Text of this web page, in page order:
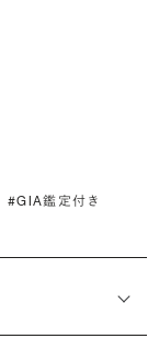
#GIA鑑定付き